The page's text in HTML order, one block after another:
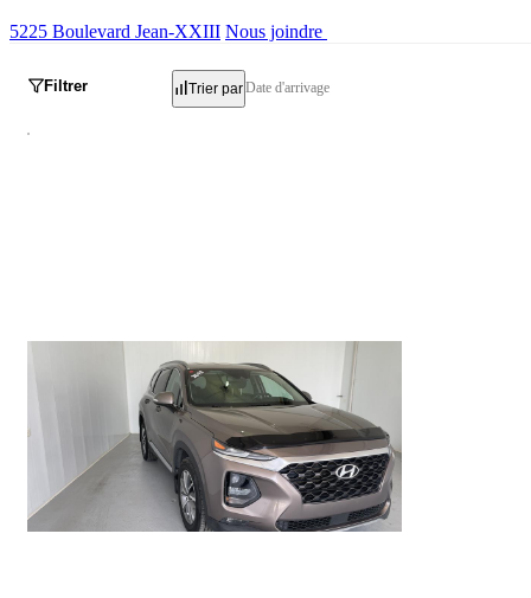
5225 Boulevard Jean-XXIII Nous joindre
Filtrer Trier parDate d'arrivage
Hyundai Santa Fe
Preferred 2.0T AWD 2019
17 495 $
Stock HR0391 / NIV 048579